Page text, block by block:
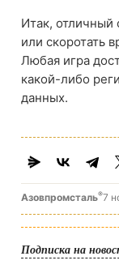
Итак, отличный
или скоротать
Любая игра
какой-либо
данных.
Азовпромсталь®7
Подписка на